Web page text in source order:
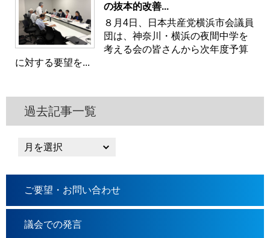
の抜本的改善...
８月4日、日本共産党横浜市会議員
団は、神奈川・横浜の夜間中学を
考える会の皆さんから次年度予算
に対する要望を...
過去記事一覧
ご要望・お問い合わせ
議会での発言